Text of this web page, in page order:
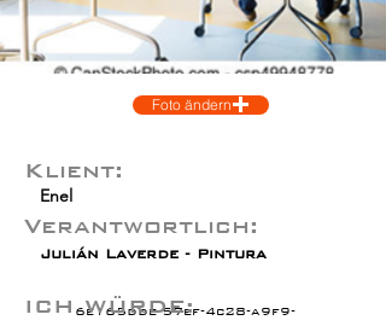
Foto ändern
Enel
Klient:
Verantwortlich:
Julián Laverde - Pintura
6e165dde-57ef-4c28-a9f9-
ICH WÜRDE: